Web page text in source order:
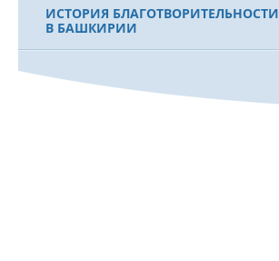
ИСТОРИЯ БЛАГОТВОРИТЕЛЬНОСТИ
В БАШКИРИИ
МУРТАЗЕ РАХИМОВЕ